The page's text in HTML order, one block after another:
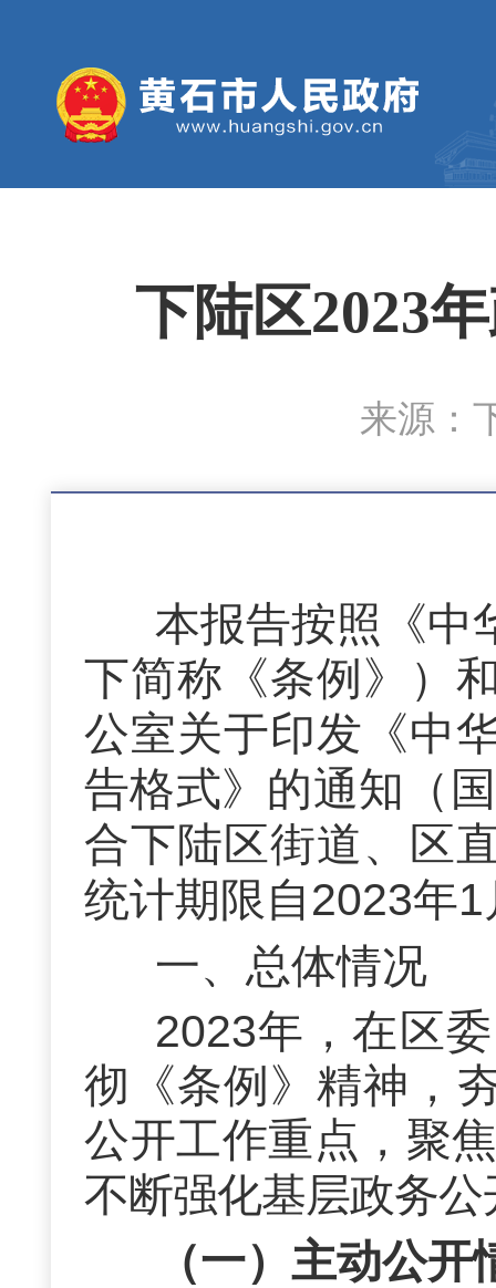
下陆区2023
来源
本报告按照《中
下简称《条例》）
公室关于印发《中
告格式》的通知（
合下陆区街道、区
统计期限自2023年
一、总体情况
2023年，在区
彻 《条例》 精神，
公开工作重点， 聚焦
不断强化基层政务公
（一）主动公开